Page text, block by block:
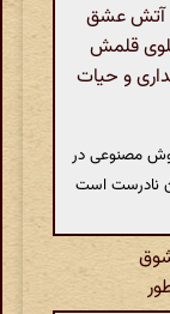
آتش عشق
قلمش
و حیات
مصنوعی در
نادرست است